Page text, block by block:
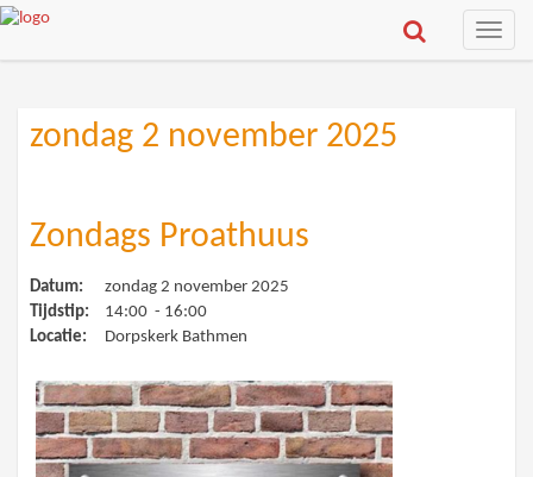
Toggle
zondag 2 november 2025
Zondags Proathuus
Datum:
zondag 2 november 2025
Tijdstip:
14:00 - 16:00
Locatie:
Dorpskerk Bathmen